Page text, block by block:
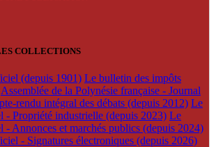
COLLECTIONS
(depuis 1901) Le bulletin des impôts
Assemblée de la Polynésie française - Journal
rendu intégral des débats (depuis 2012) Le
- Propriété industrielle (depuis 2023) Le
- Annonces et marchés publics (depuis 2024)
- Signatures électroniques (depuis 2026)